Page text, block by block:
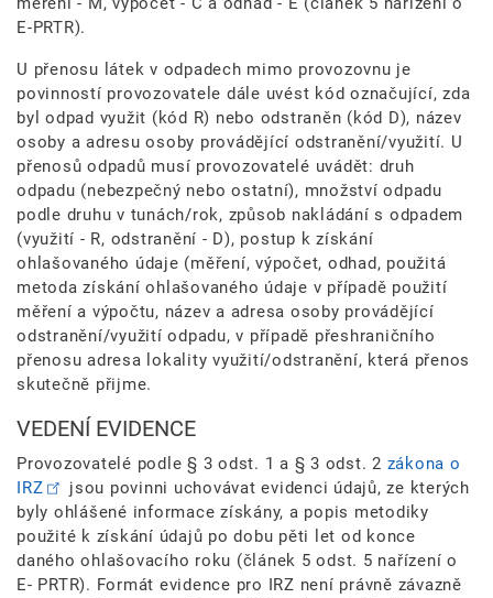
E-PRTR).
U přenosu látek v odpadech mimo provozovnu je
povinností provozovatele dále uvést kód označující, zda
byl odpad využit (kód R) nebo odstraněn (kód D), název
osoby a adresu osoby provádějící odstranění/využití. U
přenosů odpadů musí provozovatelé uvádět: druh
odpadu (nebezpečný nebo ostatní), množství odpadu
podle druhu v tunách/rok, způsob nakládání s odpadem
(využití - R, odstranění - D), postup k získání
ohlašovaného údaje (měření, výpočet, odhad, použitá
metoda získání ohlašovaného údaje v případě použití
měření a výpočtu, název a adresa osoby provádějící
odstranění/využití odpadu, v případě přeshraničního
přenosu adresa lokality využití/odstranění, která přenos
skutečně přijme.
VEDENÍ EVIDENCE
Provozovatelé podle § 3 odst. 1 a § 3 odst. 2 zákona o
IRZ
jsou povinni uchovávat evidenci údajů, ze kterých
byly ohlášené informace získány, a popis metodiky
použité k získání údajů po dobu pěti let od konce
daného ohlašovacího roku (článek 5 odst. 5 nařízení o
E- PRTR). Formát evidence pro IRZ není právně závazně